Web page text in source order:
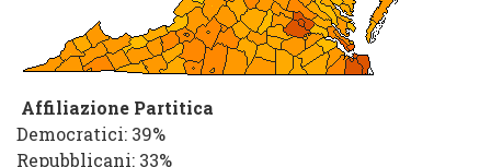
Affiliazione Partitica
Democratici: 39%
Repubblicani: 33%